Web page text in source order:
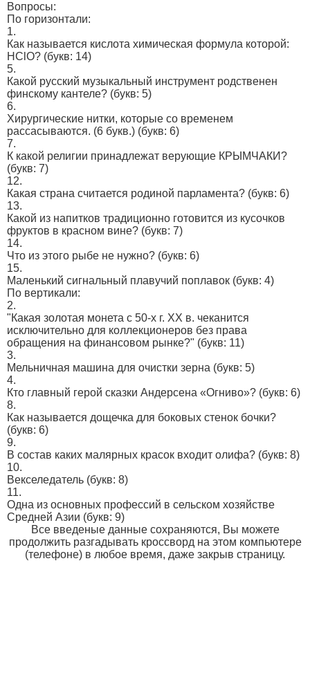
Вопросы:
По горизонтали:
1.
Как называется кислота химическая формула которой:
HClO? (букв: 14)
5.
Какой русский музыкальный инструмент родственен
финскому кантеле? (букв: 5)
6.
Хирургические нитки, которые со временем
рассасываются. (6 букв.) (букв: 6)
7.
К какой религии принадлежат верующие КРЫМЧАКИ?
(букв: 7)
12.
Какая страна считается родиной парламента? (букв: 6)
13.
Какой из напитков традиционно готовится из кусочков
фруктов в красном вине? (букв: 7)
14.
Что из этого рыбе не нужно? (букв: 6)
15.
Маленький сигнальный плавучий поплавок (букв: 4)
По вертикали:
2.
"Какая золотая монета с 50-х г. ХХ в. чеканится
исключительно для коллекционеров без права
обращения на финансовом рынке?" (букв: 11)
3.
Мельничная машина для очистки зерна (букв: 5)
4.
Кто главный герой сказки Андерсена «Огниво»? (букв: 6)
8.
Как называется дощечка для боковых стенок бочки?
(букв: 6)
9.
В состав каких малярных красок входит олифа? (букв: 8)
10.
Векселедатель (букв: 8)
11.
Одна из основных профессий в сельском хозяйстве
Средней Азии (букв: 9)
Все введеные данные сохраняются, Вы можете
продолжить разгадывать кроссворд на этом компьютере
(телефоне) в любое время, даже закрыв страницу.